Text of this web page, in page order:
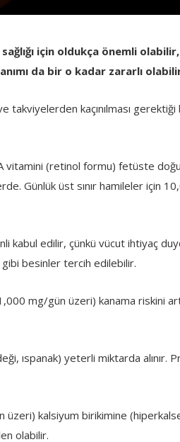
için oldukça önemli olabilir,
da bir o kadar zararlı
takviyelerden kaçınılması gerektiği
vitamini (retinol formu) fetüste
Günlük üst sınır hamileler için
kabul edilir, çünkü vücut ihtiyaç
besinler tercih edilebilir.
mg/gün üzeri) kanama riskini
ıspanak) yeterli miktarda alınır.
üzeri) kalsiyum birikimine
olabilir.